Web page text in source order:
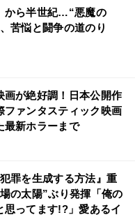
から半世紀…“悪魔の
苦悩と闘争の道のり
画が絶好調！日本公開作
ファンタスティック映画
最新ホラーまで
犯罪を生成する方法』重
の太陽”ぶり発揮「俺の
思ってます!?」愛あるイ